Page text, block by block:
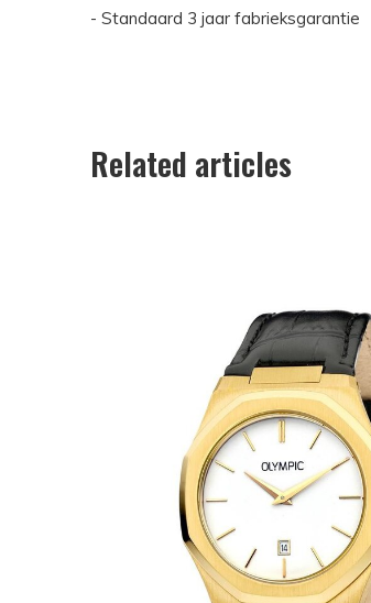
- Standaard 3 jaar fabrieksgarantie
Related articles